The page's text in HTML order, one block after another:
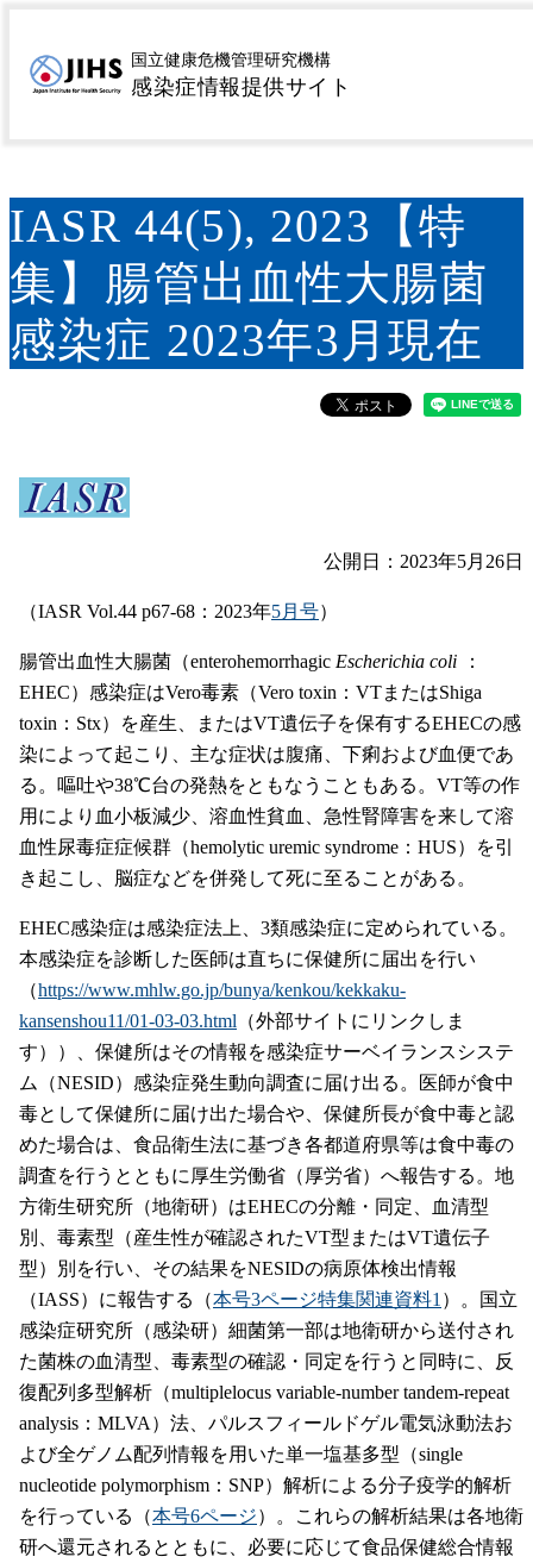
国立健康危機管理研究機構
感染症情報提供サイト
トップページ>サーベイランス>病原微生物検出情報
（IASR）> IASR特集記事>IASR 44(5), 2023【特集】
IASR 44(5), 2023【特
集】腸管出血性大腸菌
感染症 2023年3月現在
公開日：2023年5月26日
（IASR Vol.44 p67-68：2023年5月号）
腸管出血性大腸菌（enterohemorrhagic Escherichia coli
：
EHEC）感染症はVero毒素（Vero toxin：VTまたはShiga
toxin：Stx）を産生、またはVT遺伝子を保有するEHECの感
染によって起こり、主な症状は腹痛、下痢および血便であ
る。嘔吐や38℃台の発熱をともなうこともある。VT等の作
用により血小板減少、溶血性貧血、急性腎障害を来して溶
血性尿毒症症候群（hemolytic uremic syndrome：HUS）を引
き起こし、脳症などを併発して死に至ることがある。
EHEC感染症は感染症法上、3類感染症に定められている。
本感染症を診断した医師は直ちに保健所に届出を行い
（https://www.mhlw.go.jp/bunya/kenkou/kekkaku-
kansenshou11/01-03-03.html （外部サイトにリンクしま
す））、保健所はその情報を感染症サーベイランスシステ
ム（NESID）感染症発生動向調査に届け出る。医師が食中
毒として保健所に届け出た場合や、保健所長が食中毒と認
めた場合は、食品衛生法に基づき各都道府県等は食中毒の
調査を行うとともに厚生労働省（厚労省）へ報告する。地
方衛生研究所（地衛研）はEHECの分離・同定、血清型
別、毒素型（産生性が確認されたVT型またはVT遺伝子
型）別を行い、その結果をNESIDの病原体検出情報
（IASS）に報告する（本号3ページ特集関連資料1 ）。国立
感染症研究所（感染研）細菌第一部は地衛研から送付され
た菌株の血清型、毒素型の確認・同定を行うと同時に、反
復配列多型解析（multiplelocus variable-number tandem-repeat
analysis：MLVA）法、パルスフィールドゲル電気泳動法お
よび全ゲノム配列情報を用いた単一塩基多型（single
nucleotide polymorphism：SNP）解析による分子疫学的解析
を行っている（本号6ページ）。これらの解析結果は各地衛
研へ還元されるとともに、必要に応じて食品保健総合情報